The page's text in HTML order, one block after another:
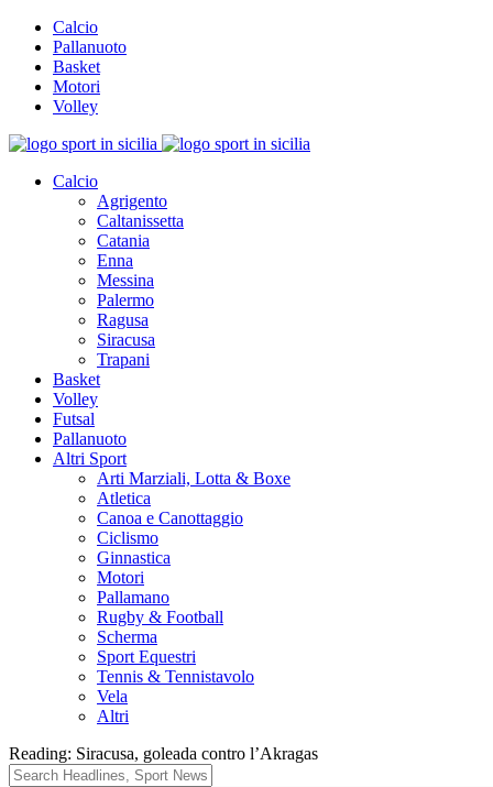
Calcio
Pallanuoto
Basket
Motori
Volley
Calcio
Agrigento
Caltanissetta
Catania
Enna
Messina
Palermo
Ragusa
Siracusa
Trapani
Basket
Volley
Futsal
Pallanuoto
Altri Sport
Arti Marziali, Lotta & Boxe
Atletica
Canoa e Canottaggio
Ciclismo
Ginnastica
Motori
Pallamano
Rugby & Football
Scherma
Sport Equestri
Tennis & Tennistavolo
Vela
Altri
Reading: Siracusa, goleada contro l’Akragas